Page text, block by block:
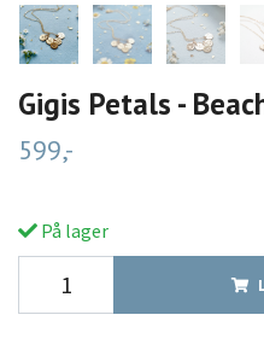
Gigis Petals -
599,-
På lager